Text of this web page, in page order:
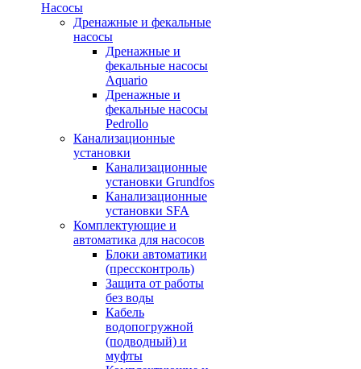
Насосы
Дренажные и фекальные
насосы
Дренажные и
фекальные насосы
Aquario
Дренажные и
фекальные насосы
Pedrollo
Канализационные
установки
Канализационные
установки Grundfos
Канализационные
установки SFA
Комплектующие и
автоматика для насосов
Блоки автоматики
(прессконтроль)
Защита от работы
без воды
Кабель
водопогружной
(подводный) и
муфты